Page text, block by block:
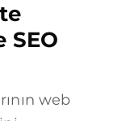
SEO
web